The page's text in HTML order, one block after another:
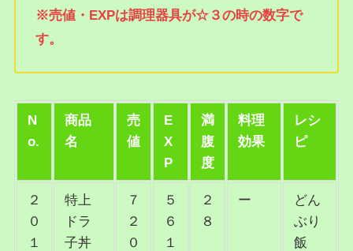
※売値・EXPは調理器具が☆３の時の数字で
す。
N
o.
商品
名
売
値
E
X
P
満
腹
度
料理
効果
レシ
ピ
２
０
１
特上
ドラ
子丼
７
２
０
５
６
１
２
８
ー
どん
ぶり
飯